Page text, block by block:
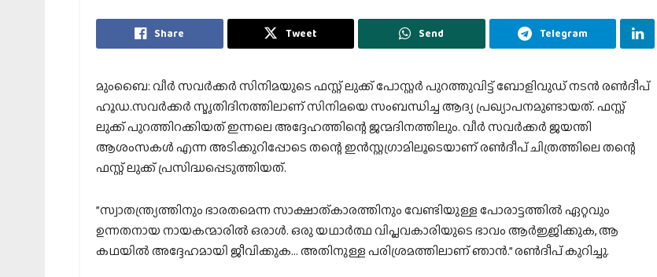
Share Tweet Send Telegram
മുംബൈ: വീര്‍ സവര്‍ക്കര്‍ സിനിമയുടെ ഫസ്റ്റ് ലുക്ക് പോസ്റ്റര്‍ പുറത്തുവിട്ട് ബോളിവുഡ് നടന്‍ രണ്‍ദീപ്
ഹൂഡ.സവര്‍ക്കര്‍ സ്മൃതിദിനത്തിലാണ് സിനിമയെ സംബന്ധിച്ച ആദ്യ പ്രഖ്യാപനമുണ്ടായത്. ഫസ്റ്റ്
ലുക്ക് പുറത്തിറക്കിയത് ഇന്നലെ അദ്ദേഹത്തിന്റെ ജന്മദിനത്തിലും. വീര്‍ സവര്‍ക്കര്‍ ജയന്തി
ആശംസകള്‍ എന്ന അടിക്കുറിപ്പോടെ തന്റെ ഇന്‍സ്റ്റഗ്രാമിലൂടെയാണ് രണ്‍ദീപ് ചിത്രത്തിലെ തന്റെ
ഫസ്റ്റ് ലുക്ക് പ്രസിദ്ധപ്പെടുത്തിയത്.
”സ്വാതന്ത്ര്യത്തിനും ഭാരതമെന്ന സാക്ഷാത്കാരത്തിനും വേണ്ടിയുള്ള പോരാട്ടത്തില്‍ ഏറ്റവും
ഉന്നതനായ നായകന്മാരില്‍ ഒരാള്‍. ഒരു യഥാര്‍ത്ഥ വിപ്ലവകാരിയുടെ ഭാവം ആര്‍ജ്ജിക്കുക, ആ
കഥയില്‍ അദ്ദേഹമായി ജീവിക്കുക… അതിനുള്ള പരിശ്രമത്തിലാണ് ഞാന്‍.” രണ്‍ദീപ് കുറിച്ചു.